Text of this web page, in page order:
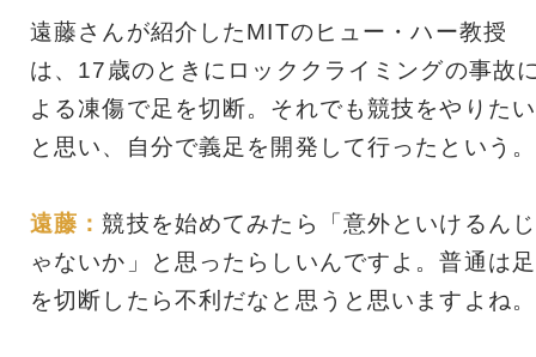
遠藤さんが紹介したMITのヒュー・ハー教授
は、17歳のときにロッククライミングの事故
よる凍傷で足を切断。それでも競技をやりたい
と思い、自分で義足を開発して行ったという。
遠藤：競技を始めてみたら「意外といけるんじ
ゃないか」と思ったらしいんですよ。普通は足
を切断したら不利だなと思うと思いますよね。